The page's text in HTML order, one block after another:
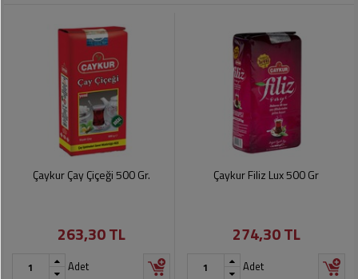
Çaykur Çay Çiçeği 500 Gr.
263,30 TL
Adet
Çaykur Filiz Lux 500 Gr
274,30 TL
Adet